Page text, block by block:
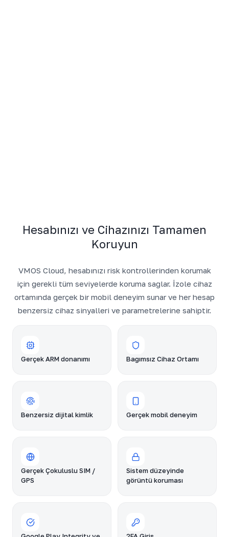
Hesabınızı ve Cihazınızı Tamamen
Koruyun
VMOS Cloud, hesabınızı risk kontrollerinden korumak
için gerekli tüm seviyelerde koruma sağlar. İzole cihaz
ortamında gerçek bir mobil deneyim sunar ve her hesap
benzersiz cihaz sinyalleri ve parametrelerine sahiptir.
Gerçek ARM donanımı Bağımsız Cihaz Ortamı
Benzersiz dijital kimlik Gerçek mobil deneyim
Gerçek Çokuluslu SIM /
GPS
Sistem düzeyinde
görüntü koruması